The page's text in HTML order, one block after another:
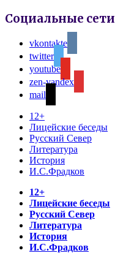
Социальные сети
vkontakte
twitter
youtube
zen-yandex
mail
12+
Лицейские беседы
Русский Север
Литература
История
И.С.Фрадков
12+
Лицейские беседы
Русский Север
Литература
История
И.С.Фрадков